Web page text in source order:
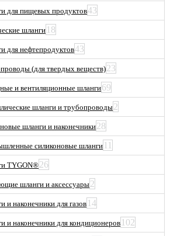
для пищевых продуктов43
шланги 18
для нефтепродуктов43
(для твердых веществ)23
и вентиляционные шланги69
шланги и трубопроводы2
шланги и наконечники28
силиконовые шланги11
TYGON®26
шланги и аксессуары2
и наконечники для газов 14
и наконечники для кондиционеров 102